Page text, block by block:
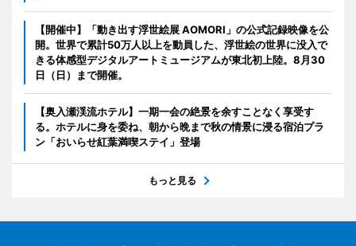
【開催中】「動き出す浮世絵展 AOMORI」の公式記録映像を公
開。世界で累計50万人以上を動員した、浮世絵の世界に没入で
きる体感型デジタルアートミュージアムが東北初上陸。8月30
日（日）まで開催。
【奥入瀬渓流ホテル】一期一会の絶景を余すことなく享受す
る。ホテルに身を委ね、朝から晩まで秋の情景に浸る宿泊プラ
ン「おいらせ紅葉満喫ステイ」登場
もっと見る